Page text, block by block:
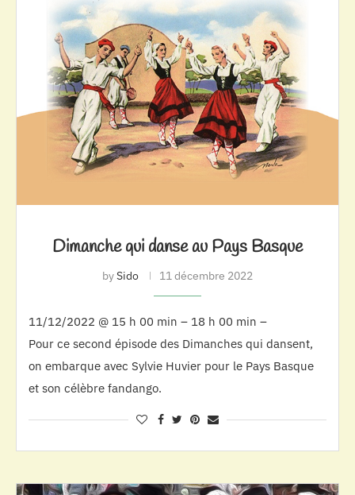
Dimanche qui danse au Pays Basque
bySido 11 décembre 2022
11/12/2022 @ 15 h 00 min – 18 h 00 min –
Pour ce second épisode des Dimanches qui dansent,
on embarque avec Sylvie Huvier pour le Pays Basque
et son célèbre fandango.